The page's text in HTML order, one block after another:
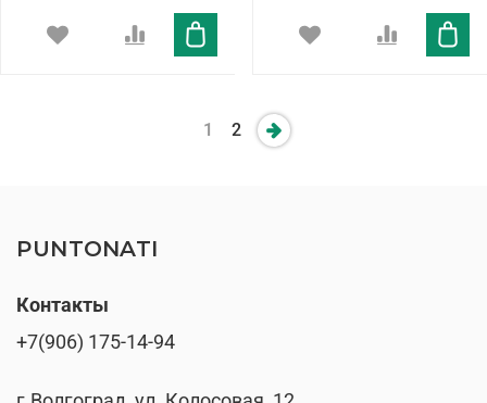
1 2
PUNTONATI
Контакты
+7(906) 175-14-94